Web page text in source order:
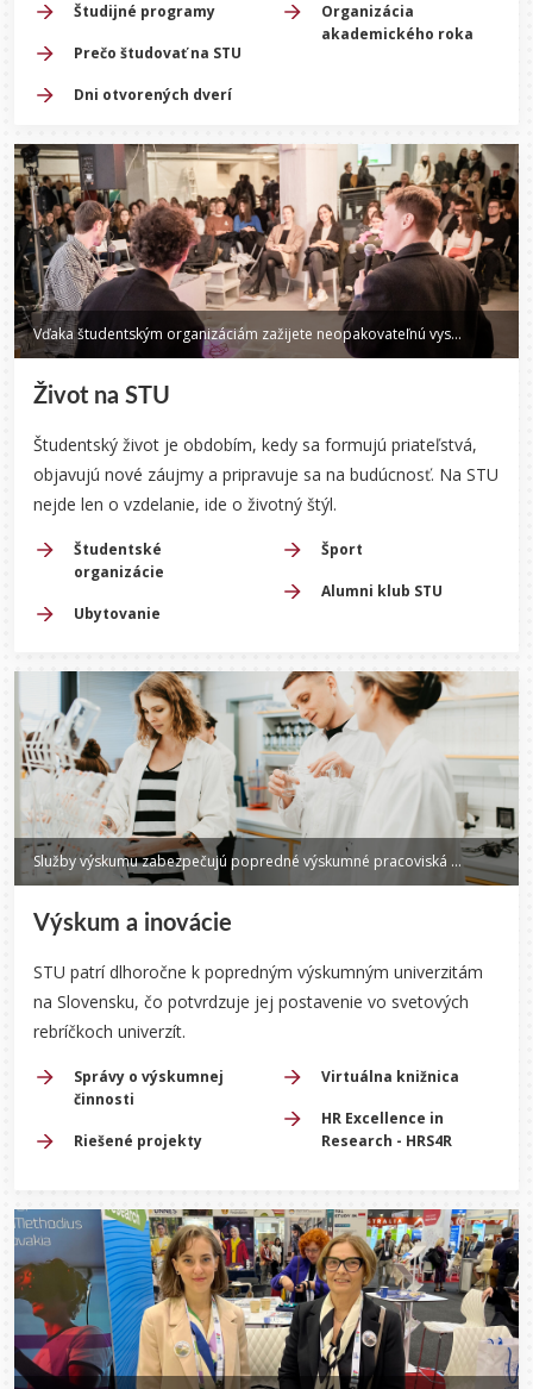
Študijné programy
Prečo študovať na STU
Dni otvorených dverí
Organizácia
akademického roka
Život na STU
Študentský život je obdobím, kedy sa formujú priateľstvá,
objavujú nové záujmy a pripravuje sa na budúcnosť. Na STU
nejde len o vzdelanie, ide o životný štýl.
Študentské
organizácie
Ubytovanie
Šport
Alumni klub STU
Vďaka študentským organizáciám zažijete neopakovateľnú vysokoškolskú atmosféru.
Služby výskumu zabezpečujú popredné výskumné pracoviská STU.
Výskum a inovácie
STU patrí dlhoročne k popredným výskumným univerzitám
na Slovensku, čo potvrdzuje jej postavenie vo svetových
rebríčkoch univerzít.
Správy o výskumnej
činnosti
Riešené projekty
Virtuálna knižnica
HR Excellence in
Research - HRS4R